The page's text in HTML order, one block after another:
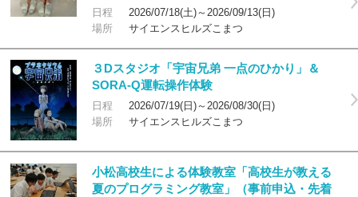
日程
2026/07/18(土)～2026/09/13(日)
場所
サイエンスヒルズこまつ
３Dスタジオ「宇宙兄弟 一点のひかり」＆
SORA-Q運転操作体験
日程
2026/07/19(日)～2026/08/30(日)
場所
サイエンスヒルズこまつ
小松高校生による体験教室「高校生が教える
夏のプログラミング教室」（事前申込・先着